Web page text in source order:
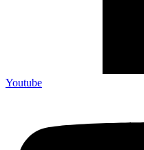
Youtube